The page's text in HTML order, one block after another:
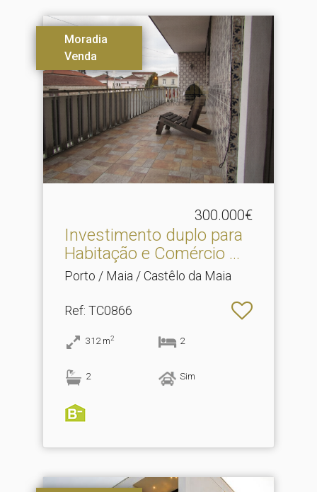
Moradia
Venda
300.000€
Investimento duplo para
Habitação e Comércio .​..
Porto / Maia / Castêlo da Maia
Ref: TC0866
312 m2 2
2 Sim